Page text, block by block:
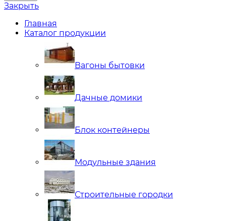
Закрыть
Главная
Каталог продукции
Вагоны бытовки
Дачные домики
Блок контейнеры
Модульные здания
Строительные городки